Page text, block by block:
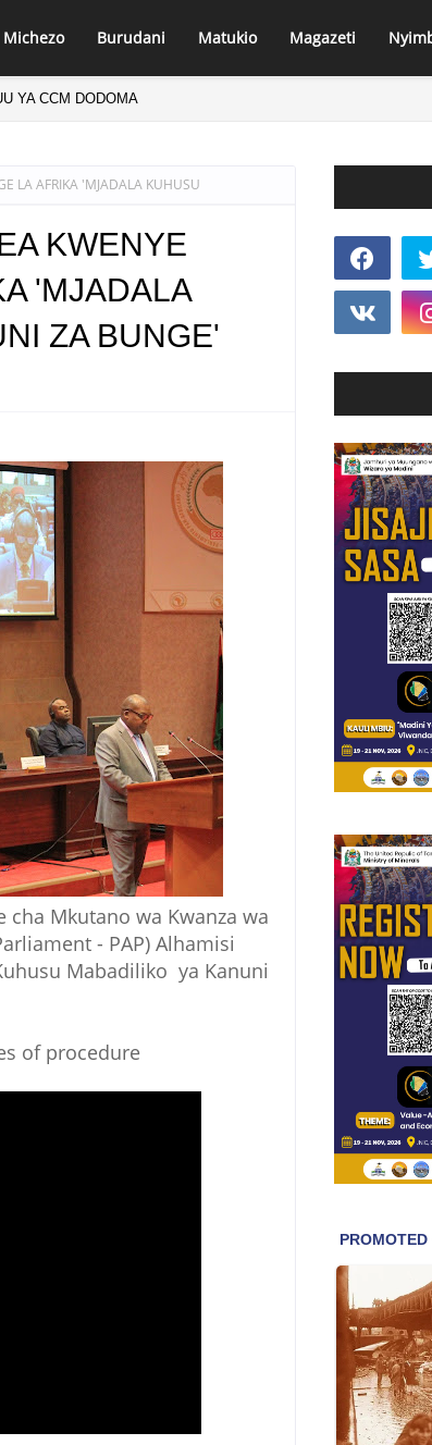
Michezo Burudani Matukio Magazeti
YA CCM DODOMA
LA AFRIKA 'MJADALA KUHUSU
KWENYE
'MJADALA
ZA BUNGE'
Mkutano wa Kwanza wa
- PAP) Alhamisi
Mabadiliko ya Kanuni
of procedure